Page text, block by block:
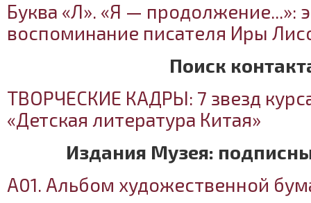
Буква «Л». «Я — продолжение...»:
воспоминание писателя Иры
Поиск
ТВОРЧЕСКИЕ КАДРЫ: 7 звезд
«Детская литература Китая»
Издания Музея:
А01. Альбом художественной